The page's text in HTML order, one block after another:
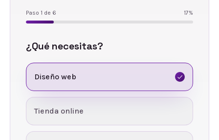
Paso 1 de 6 17%
¿Qué necesitas?
Diseño web
Tienda online